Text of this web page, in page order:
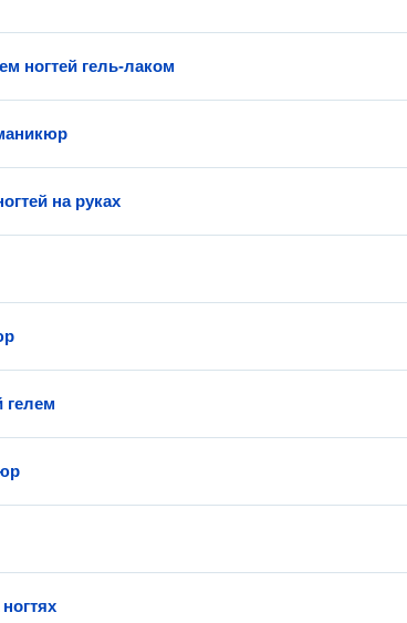
ногтей гель-лаком
на руках
гелем